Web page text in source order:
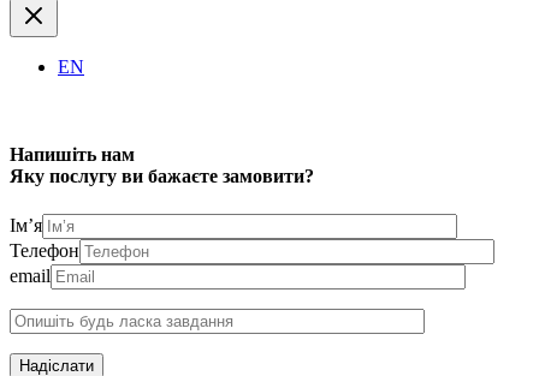
EN
Напишіть нам
Яку послугу ви бажаєте замовити?
Ім’я
Телефон
email
Надіслати